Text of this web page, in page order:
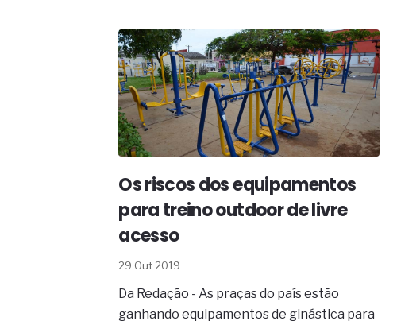
Os riscos dos equipamentos
para treino outdoor de livre
acesso
29 Out 2019
Da Redação - As praças do país estão
ganhando equipamentos de ginástica para